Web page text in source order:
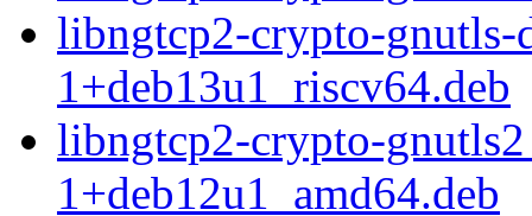
libngtcp2-crypto-gnutls-
1+deb13u1_riscv64.deb
libngtcp2-crypto-
1+deb12u1_amd64.deb